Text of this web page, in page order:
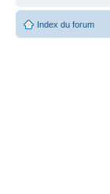
Index du forum